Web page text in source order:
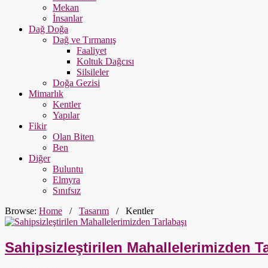
Mekan
İnsanlar
Dağ Doğa
Dağ ve Tırmanış
Faaliyet
Koltuk Dağcısı
Silsileler
Doğa Gezisi
Mimarlık
Kentler
Yapılar
Fikir
Olan Biten
Ben
Diğer
Buluntu
Elmyra
Sınıfsız
Browse: Home / Tasarım / Kentler
Sahipsizleştirilen Mahallelerimizden